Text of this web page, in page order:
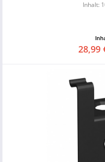
Inhalt:
28,99